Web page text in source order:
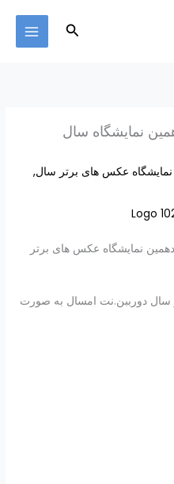
Search
نمایشگاه سال
نمایشگاه عکس های برتر سال,
دوازدهمین نمایشگاه عکس های برتر
سال دورببن.نت امسال به صورت